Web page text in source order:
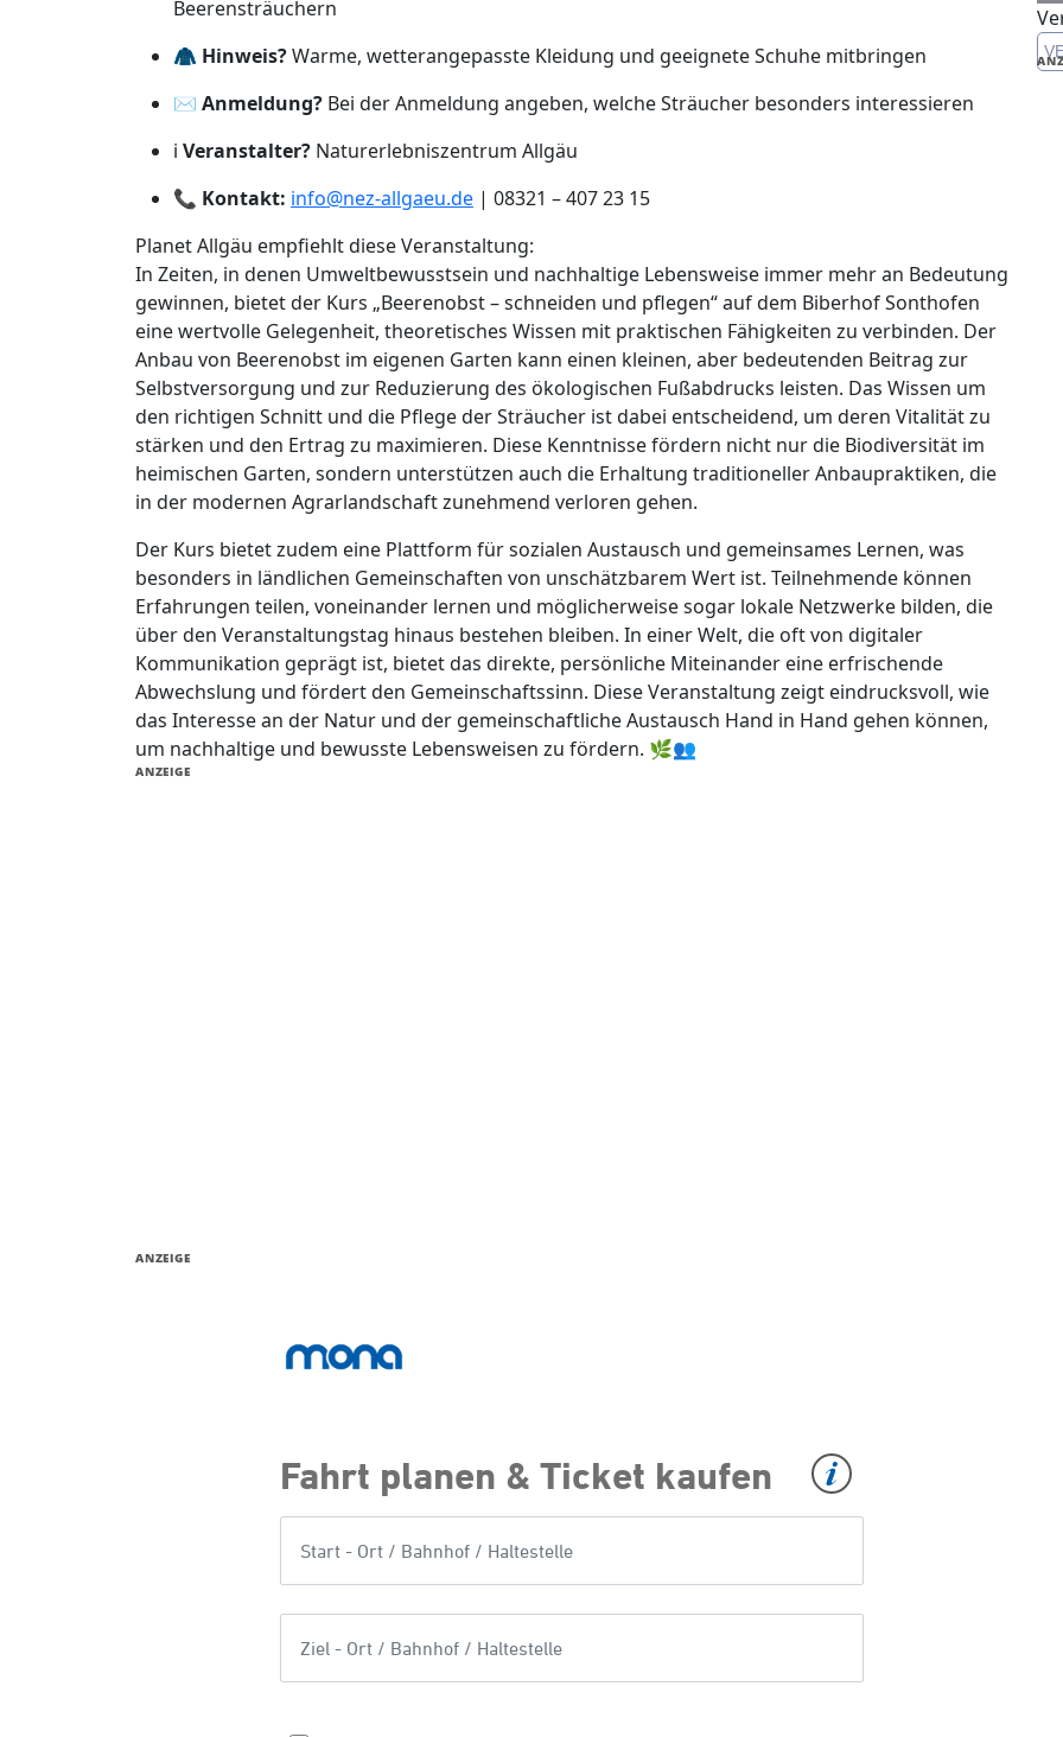
Beerensträuchern
🧥 Hinweis?Warme, wetterangepasste Kleidung und geeignete Schuhe mitbringen
✉️ Anmeldung? Bei der Anmeldung angeben, welche Sträucher besonders interessieren
ℹ️ Veranstalter? Naturerlebniszentrum Allgäu
📞 Kontakt: info@nez-allgaeu.de | 08321 – 407 23 15
Planet Allgäu empfiehlt diese Veranstaltung:
In Zeiten, in denen Umweltbewusstsein und nachhaltige Lebensweise immer mehr an Bedeutung
gewinnen, bietet der Kurs „Beerenobst – schneiden und pflegen“ auf dem Biberhof Sonthofen
eine wertvolle Gelegenheit, theoretisches Wissen mit praktischen Fähigkeiten zu verbinden. Der
Anbau von Beerenobst im eigenen Garten kann einen kleinen, aber bedeutenden Beitrag zur
Selbstversorgung und zur Reduzierung des ökologischen Fußabdrucks leisten. Das Wissen um
den richtigen Schnitt und die Pflege der Sträucher ist dabei entscheidend, um deren Vitalität zu
stärken und den Ertrag zu maximieren. Diese Kenntnisse fördern nicht nur die Biodiversität im
heimischen Garten, sondern unterstützen auch die Erhaltung traditioneller Anbaupraktiken, die
in der modernen Agrarlandschaft zunehmend verloren gehen.
Der Kurs bietet zudem eine Plattform für sozialen Austausch und gemeinsames Lernen, was
besonders in ländlichen Gemeinschaften von unschätzbarem Wert ist. Teilnehmende können
Erfahrungen teilen, voneinander lernen und möglicherweise sogar lokale Netzwerke bilden, die
über den Veranstaltungstag hinaus bestehen bleiben. In einer Welt, die oft von digitaler
Kommunikation geprägt ist, bietet das direkte, persönliche Miteinander eine erfrischende
Abwechslung und fördert den Gemeinschaftssinn. Diese Veranstaltung zeigt eindrucksvoll, wie
das Interesse an der Natur und der gemeinschaftliche Austausch Hand in Hand gehen können,
um nachhaltige und bewusste Lebensweisen zu fördern. 🌿👥
ANZEIGE
ANZEIGE